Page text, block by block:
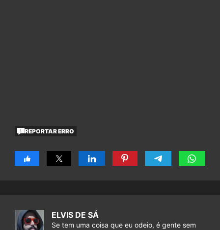
REPORTAR ERRO
ELVIS DE SÁ
Se tem uma coisa que eu odeio, é gente sem